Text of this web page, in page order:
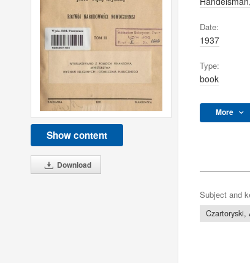
Show content
Download
Date:
1937
Type:
book
More
Subject and
Czartoryski,